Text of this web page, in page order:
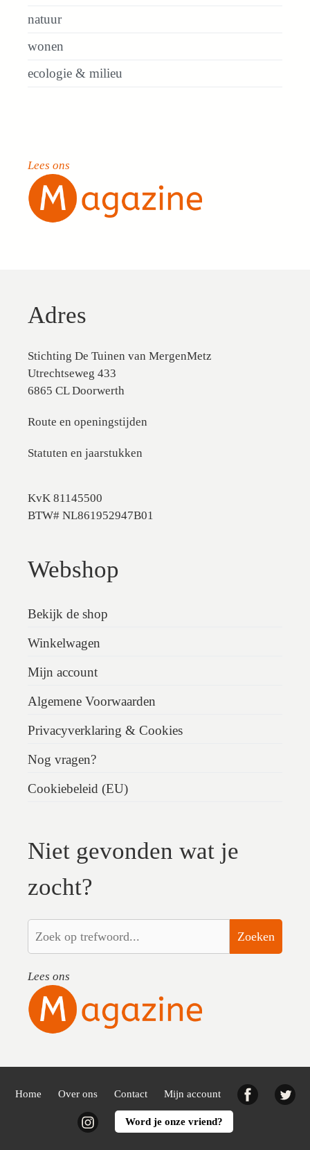
natuur
wonen
ecologie & milieu
Lees ons
Adres
Stichting De Tuinen van MergenMetz
Utrechtseweg 433
6865 CL Doorwerth
Route en openingstijden
Statuten en jaarstukken
KvK 81145500
BTW# NL861952947B01
Webshop
Bekijk de shop
Winkelwagen
Mijn account
Algemene Voorwaarden
Privacyverklaring & Cookies
Nog vragen?
Cookiebeleid (EU)
Niet gevonden wat je
zocht?
Zoeken
Lees ons
Home Over ons Contact Mijn account Facebook
InstagramWord je onze vriend?